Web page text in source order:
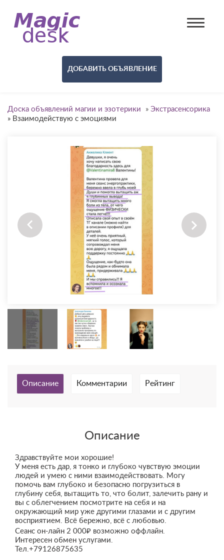
ДОБАВИТЬ ОБЪЯВЛЕНИЕ
Доска объявлений магии и эзотерики » Экстрасенсорика
» Взаимодействую с эмоциями
Описание Комментарии Рейтинг
Описание
Здравствуйте мои хорошие!
У меня есть дар, я тонко и глубоко чувствую эмоции
людей и умею с ними взаимодействовать. Могу
помочь вам глубоко и безопасно погрузиться в
глубину себя, вытащить то, что болит, залечить рану и
вы с облегчением посмотрите на себя и на
окружающий мир уже другими глазами и с другим
восприятием. Всё бережно, всё с любовью.
Сеанс он-лайн 2 000₽ возможно оффлайн.
Интересен обмен услугами.
Тел.+79126875635